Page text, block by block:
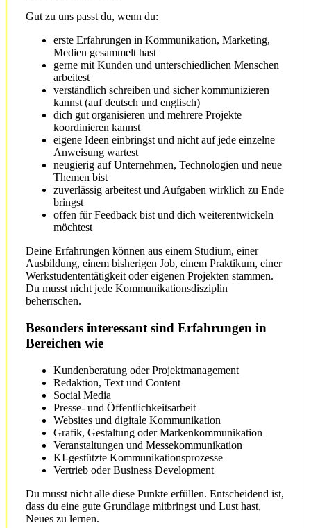
Gut zu uns passt du, wenn du:
erste Erfahrungen in Kommunikation, Marketing,
Medien gesammelt hast
gerne mit Kunden und unterschiedlichen Menschen
arbeitest
verständlich schreiben und sicher kommunizieren
kannst (auf deutsch und englisch)
dich gut organisieren und mehrere Projekte
koordinieren kannst
eigene Ideen einbringst und nicht auf jede einzelne
Anweisung wartest
neugierig auf Unternehmen, Technologien und neue
Themen bist
zuverlässig arbeitest und Aufgaben wirklich zu Ende
bringst
offen für Feedback bist und dich weiterentwickeln
möchtest
Deine Erfahrungen können aus einem Studium, einer
Ausbildung, einem bisherigen Job, einem Praktikum, einer
Werkstudententätigkeit oder eigenen Projekten stammen.
Du musst nicht jede Kommunikationsdisziplin
beherrschen.
Besonders interessant sind Erfahrungen in
Bereichen wie
Kundenberatung oder Projektmanagement
Redaktion, Text und Content
Social Media
Presse- und Öffentlichkeitsarbeit
Websites und digitale Kommunikation
Grafik, Gestaltung oder Markenkommunikation
Veranstaltungen und Messekommunikation
KI-gestützte Kommunikationsprozesse
Vertrieb oder Business Development
Du musst nicht alle diese Punkte erfüllen. Entscheidend ist,
dass du eine gute Grundlage mitbringst und Lust hast,
Neues zu lernen.